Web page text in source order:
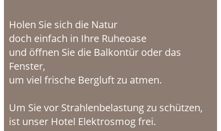
Holen Sie sich die Natur
doch einfach in Ihre Ruheoase
und öffnen Sie die Balkontür oder das
Fenster,
um viel frische Bergluft zu atmen.
Um Sie vor Strahlenbelastung zu schützen,
ist unser Hotel Elektrosmog frei.